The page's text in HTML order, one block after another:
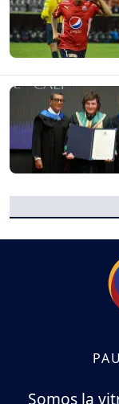
Somos la